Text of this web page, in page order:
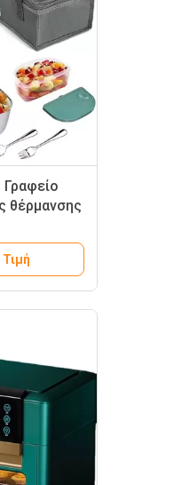
θέρμανσης